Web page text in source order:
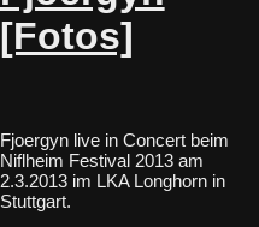
[Fotos]
Fjoergyn live in Concert beim
Niflheim Festival 2013 am
2.3.2013 im LKA Longhorn in
Stuttgart.